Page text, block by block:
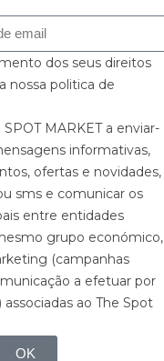
dos seus direitos
nossa politica de
MARKET a enviar-
informativas,
ofertas e novidades,
sms e comunicar os
entre entidades
grupo económico,
(campanhas
a efetuar por
ao The Spot
OK